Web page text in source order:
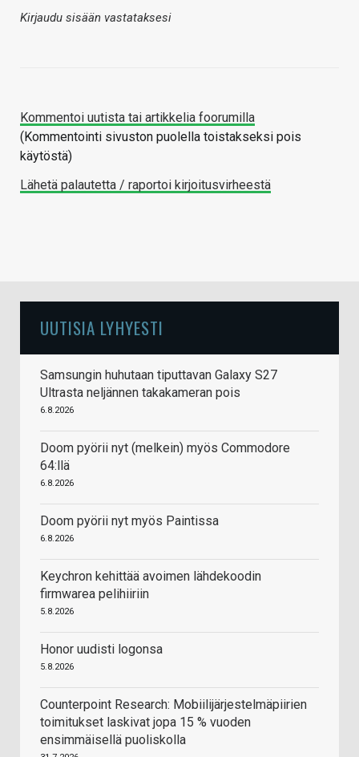
Kirjaudu sisään vastataksesi
Kommentoi uutista tai artikkelia foorumilla
(Kommentointi sivuston puolella toistakseksi pois
käytöstä)
Lähetä palautetta / raportoi kirjoitusvirheestä
UUTISIA LYHYESTI
Samsungin huhutaan tiputtavan Galaxy S27
Ultrasta neljännen takakameran pois
6.8.2026
Doom pyörii nyt (melkein) myös Commodore
64:llä
6.8.2026
Doom pyörii nyt myös Paintissa
6.8.2026
Keychron kehittää avoimen lähdekoodin
firmwarea pelihiiriin
5.8.2026
Honor uudisti logonsa
5.8.2026
Counterpoint Research: Mobiilijärjestelmäpiirien
toimitukset laskivat jopa 15 % vuoden
ensimmäisellä puoliskolla